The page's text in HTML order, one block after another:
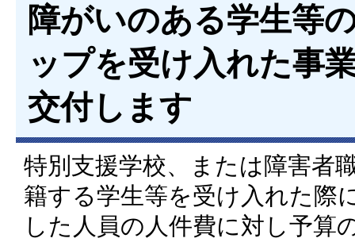
障がいのある学生等
ップを受け入れた事
交付します
特別支援学校、または障害者
籍する学生等を受け入れた際
した人員の人件費に対し予算